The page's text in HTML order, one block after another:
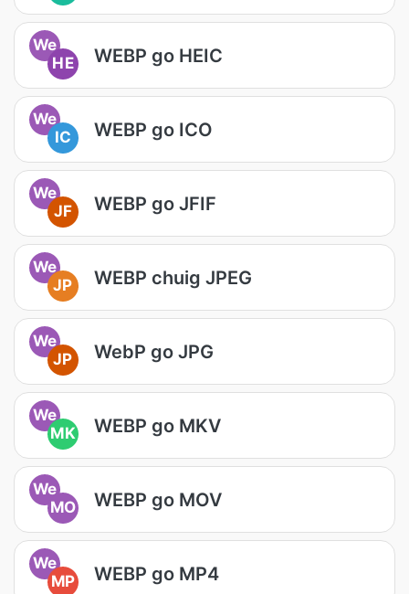
We
HE
WEBP go HEIC
We
IC
WEBP go ICO
We
JF
WEBP go JFIF
We
JP
WEBP chuig JPEG
We
JP
WebP go JPG
We
MK
WEBP go MKV
We
MO
WEBP go MOV
We
MP
WEBP go MP4